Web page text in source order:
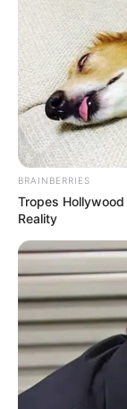
BRAINBERRIES
Tropes
Reality